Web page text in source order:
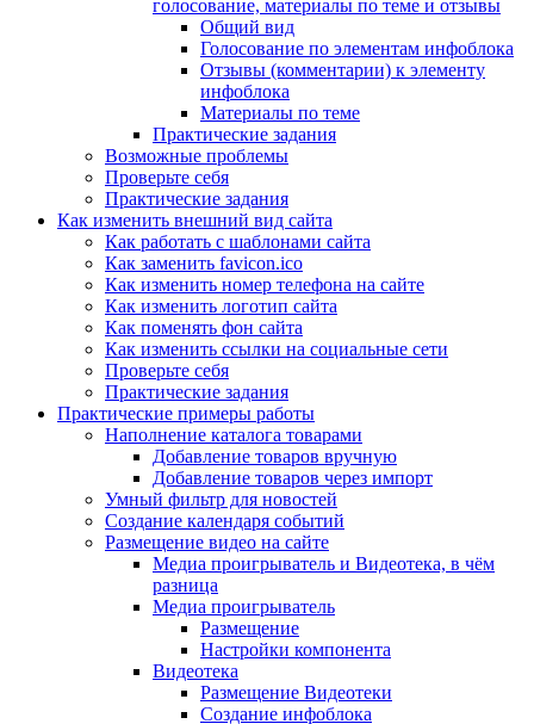
голосование, материалы по теме и отзывы
Общий вид
Голосование по элементам инфоблока
Отзывы (комментарии) к элементу
инфоблока
Материалы по теме
Практические задания
Возможные проблемы
Проверьте себя
Практические задания
Как изменить внешний вид сайта
Как работать с шаблонами сайта
Как заменить favicon.ico
Как изменить номер телефона на сайте
Как изменить логотип сайта
Как поменять фон сайта
Как изменить ссылки на социальные сети
Проверьте себя
Практические задания
Практические примеры работы
Наполнение каталога товарами
Добавление товаров вручную
Добавление товаров через импорт
Умный фильтр для новостей
Создание календаря событий
Размещение видео на сайте
Медиа проигрыватель и Видеотека, в чём
разница
Медиа проигрыватель
Размещение
Настройки компонента
Видеотека
Размещение Видеотеки
Создание инфоблока